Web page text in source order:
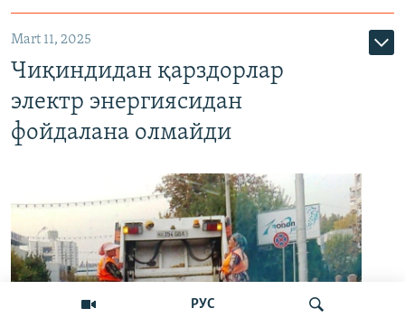
РУС
Mart 11, 2025
Чиқиндидан қарздорлар
электр энергиясидан
фойдалана олмайди